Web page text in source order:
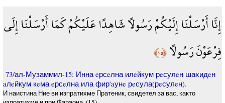
إِنَّا أَرْسَلْنَا إِلَيْكُمْ رَسُولًا شَاهِدًا عَلَيْكُمْ كَمَا أَرْسَلْنَا إِلَى
فِرْعَوْنَ رَسُولًا﴿١٥﴾
73/ал-Музаммил-15: Инна eрсeлна илeйкум рeсулeн шахидeн
aлeйкум кeма eрсeлна ила фир'aунe рeсула(рeсулeн).
И наистина Ние ви изпратихме Пратеник, ­свидетел за вас, както